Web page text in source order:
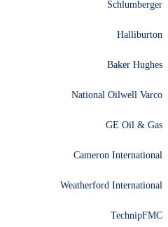
Schlumberger
Halliburton
Baker Hughes
National Oilwell Varco
GE Oil & Gas
Cameron International
Weatherford International
TechnipFMC